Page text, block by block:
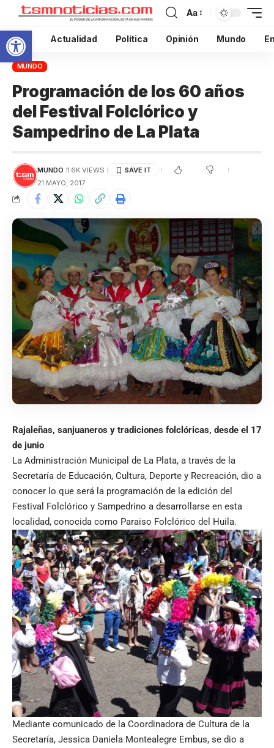
Abrir barra de herramientas
Aa
Inicio Actualidad Política Opinión Mundo
MUNDO
Programación de los 60 años
del Festival Folclórico y
Sampedrino de La Plata
MUNDO 1.6K VIEWS
21 MAYO, 2017
Rajaleñas, sanjuaneros y tradiciones folclóricas, desde el 17
de junio
La Administración Municipal de La Plata, a través de la
Secretaría de Educación, Cultura, Deporte y Recreación, dio a
conocer lo que será la programación de la edición del
Festival Folclórico y Sampedrino a desarrollarse en esta
localidad, conocida como Paraiso Folclórico del Huila.
Mediante comunicado de la Coordinadora de Cultura de la
Secretaría, Jessica Daniela Montealegre Embus, se dio a